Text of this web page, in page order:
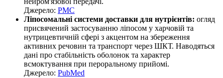
Джерело: PMC
Ліпосомальні системи доставки для нутрієнтів: огляд
присвячений застосуванню ліпосом у харчовій та
нутрицевтичній сфері з акцентом на збереження
активних речовин та транспорт через ШКТ. Наводяться
дані про стабільність оболонок та характер
всмоктування при пероральному прийомі.
Джерело: PubMed